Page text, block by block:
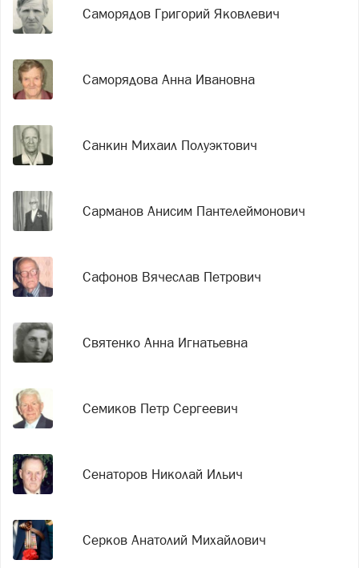
Саморядов Григорий Яковлевич
Саморядова Анна Ивановна
Санкин Михаил Полуэктович
Сарманов Анисим Пантелеймонович
Сафонов Вячеслав Петрович
Святенко Анна Игнатьевна
Семиков Петр Сергеевич
Сенаторов Николай Ильич
Серков Анатолий Михайлович